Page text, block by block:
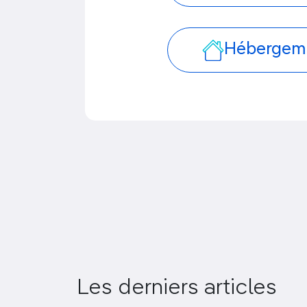
Les derniers articles